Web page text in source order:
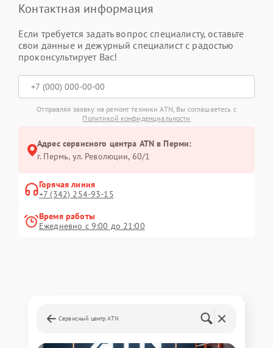
Контактная информация
Если требуется задать вопрос специалисту, оставьте
свои данные и дежурный специалист с радостью
проконсультирует Вас!
Отправляя заявку на ремонт техники ATN, Вы соглашаетесь с
Политикой конфиденциальности
Адрес сервисного центра ATN в Перми:
г. Пермь, ул. ​Революции, 60/1
Горячая линия
+7 (342) 254-93-15
Время работы
Ежедневно с 9:00 до 21:00
Сервисный центр ATN